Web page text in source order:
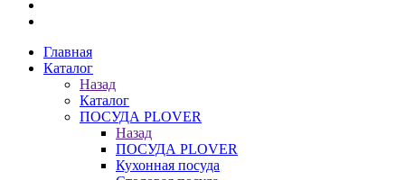
Главная
Каталог
Назад
Каталог
ПОСУДА PLOVER
Назад
ПОСУДА PLOVER
Кухонная посуда